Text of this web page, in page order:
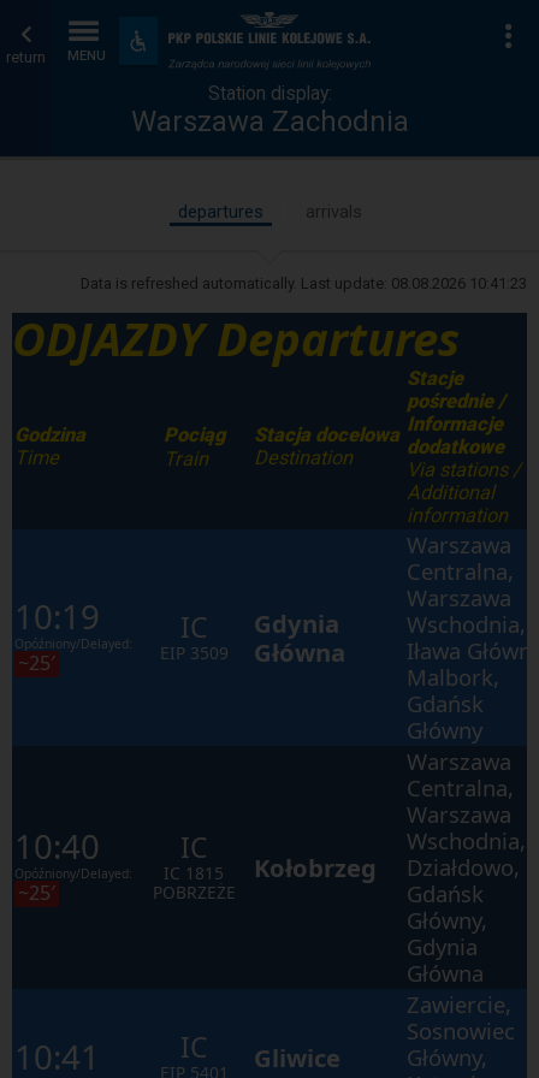
return MENU
Accessibility
and
amenities
Station
display
Home
page
Station display:
Warszawa Zachodnia
departures arrivals
Data is refreshed automatically. Last update: 08.08.2026 10:41:23
ODJAZDY Departures
Godzina
Time
Pociąg
Train
Stacja docelowa
Destination
Stacje
pośrednie /
Informacje
dodatkowe
Via stations /
Additional
information
10:19
Opóźniony/Delayed:
~25′
IC
EIP 3509
Gdynia
Główna
Warszawa
Centralna,
Warszawa
Wschodnia,
Iława
Malbork,
Gdańsk
Główny
10:40
Opóźniony/Delayed:
~25′
IC
IC 1815
POBRZEŻE
Kołobrzeg
Warszawa
Centralna,
Warszawa
Wschodnia,
Działdowo,
Gdańsk
Główny,
Gdynia
Główna
10:41 IC
EIP 5401 Gliwice
Zawiercie,
Sosnowiec
Główny,